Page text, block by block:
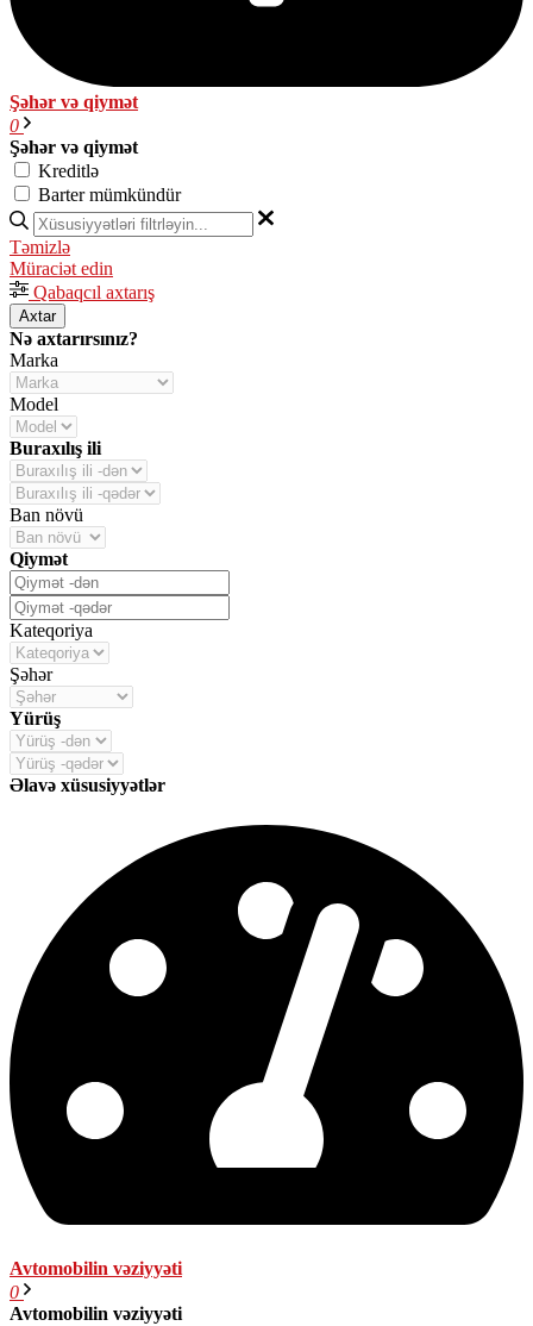
Şəhər və qiymət
0
Şəhər və qiymət
Kreditlə
Barter mümkündür
Təmizlə
Müraciət edin
Qabaqcıl axtarış
Axtar
Nə axtarırsınız?
Marka
Model
Buraxılış ili
Ban növü
Qiymət
Kateqoriya
Şəhər
Yürüş
Əlavə xüsusiyyətlər
Avtomobilin vəziyyəti
0
Avtomobilin vəziyyəti